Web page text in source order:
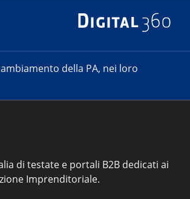
della PA, nei loro
di testate e portali B2B dedicati ai
Imprenditoriale.